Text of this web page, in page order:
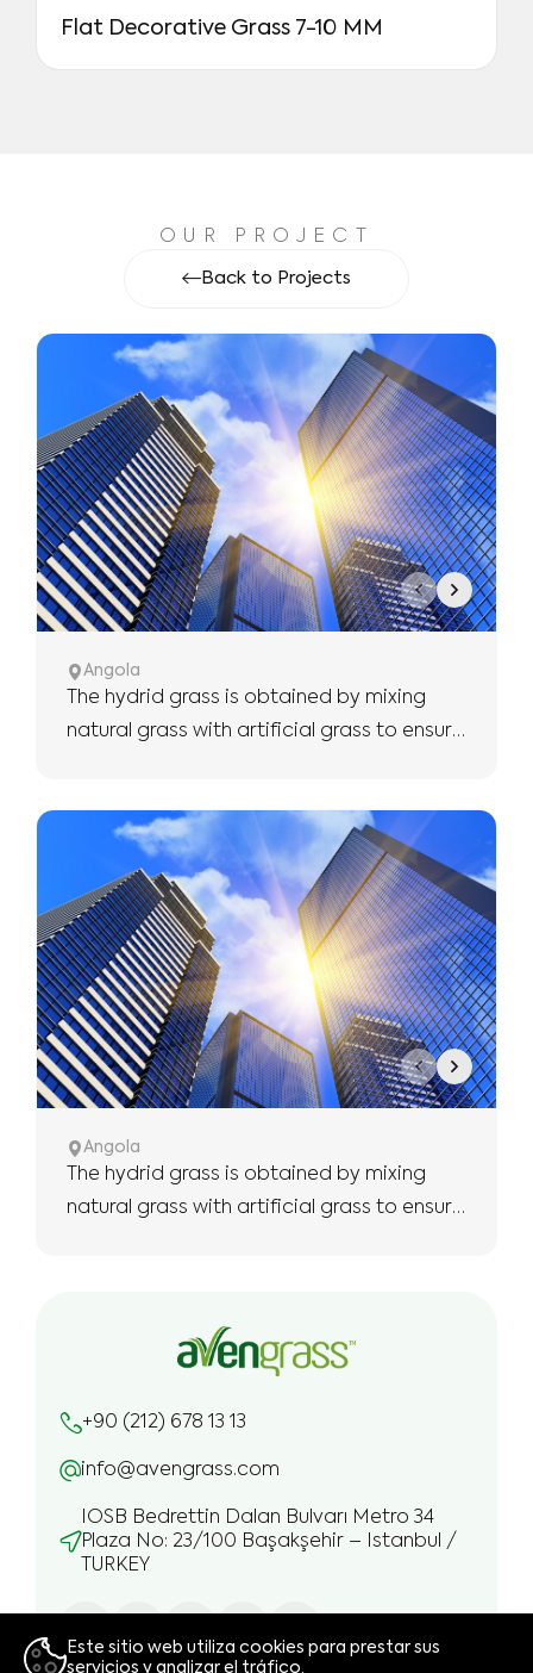
Flat Decorative Grass 7-10 MM
OUR PROJECT
Back to Projects
Angola
The hydrid grass is obtained by mixing
natural grass with artificial grass to ensure
Angola
The hydrid grass is obtained by mixing
natural grass with artificial grass to ensure
+90 (212) 678 13 13
info@avengrass.com
IOSB Bedrettin Dalan Bulvarı Metro 34
Plaza No: 23/100 Başakşehir – Istanbul /
TURKEY
Este sitio web utiliza cookies para prestar sus
servicios y analizar el tráfico.